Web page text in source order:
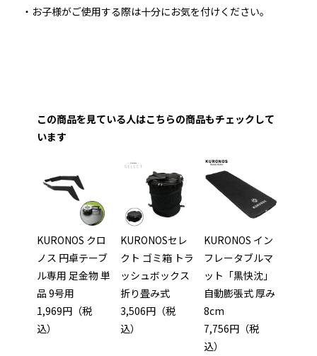
・お子様がご使用する際は十分にお気を付けください。
この商品を見ている人はこちらの商品もチェックして
います
KURONOS クロ
ノス 円卓テーブ
ル専用 足金物 単
品 9号用
1,969円（税
込）
KURONOSセレ
クト ゴミ箱 トラ
ッシュボックス
折り畳み式
3,506円（税
込）
KURONOS イン
フレータブルマ
ット「黒快沈」
自動膨張式 厚み
8cm
7,756円（税
込）